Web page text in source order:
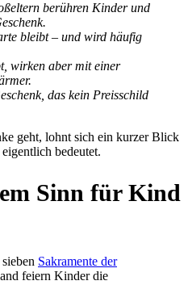
berühren Kinder und
bleibt – und wird häufig
wirken aber mit einer
das kein Preisschild
geht, lohnt sich ein kurzer Blick
bedeutet.
Sinn für Kind
Sakramente der
feiern Kinder die